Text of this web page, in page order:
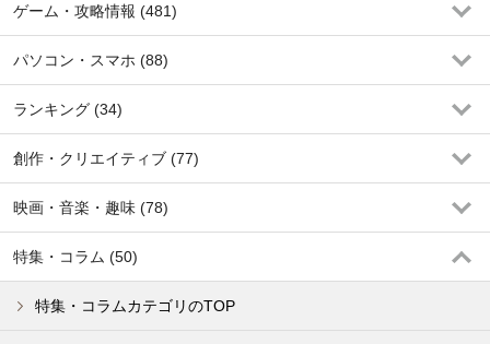
ゲーム・攻略情報 (481)
パソコン・スマホ (88)
ランキング (34)
創作・クリエイティブ (77)
映画・音楽・趣味 (78)
特集・コラム (50)
特集・コラムカテゴリのTOP